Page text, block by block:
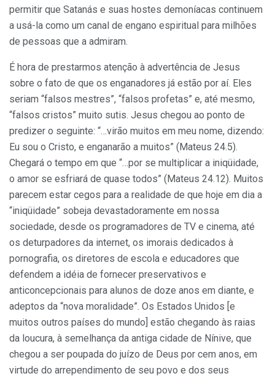
permitir que Satanás e suas hostes demoníacas continuem
a usá-la como um canal de engano espiritual para milhões
de pessoas que a admiram.
É hora de prestarmos atenção à advertência de Jesus
sobre o fato de que os enganadores já estão por aí. Eles
seriam “falsos mestres”, “falsos profetas” e, até mesmo,
“falsos cristos” muito sutis. Jesus chegou ao ponto de
predizer o seguinte: “…virão muitos em meu nome, dizendo:
Eu sou o Cristo, e enganarão a muitos” (Mateus 24.5).
Chegará o tempo em que “…por se multiplicar a iniqüidade,
o amor se esfriará de quase todos” (Mateus 24.12). Muitos
parecem estar cegos para a realidade de que hoje em dia a
“iniqüidade” sobeja devastadoramente em nossa
sociedade, desde os programadores de TV e cinema, até
os deturpadores da internet, os imorais dedicados à
pornografia, os diretores de escola e educadores que
defendem a idéia de fornecer preservativos e
anticoncepcionais para alunos de doze anos em diante, e
adeptos da “nova moralidade”. Os Estados Unidos [e
muitos outros países do mundo] estão chegando às raias
da loucura, à semelhança da antiga cidade de Nínive, que
chegou a ser poupada do juízo de Deus por cem anos, em
virtude do arrependimento de seu povo e dos seus